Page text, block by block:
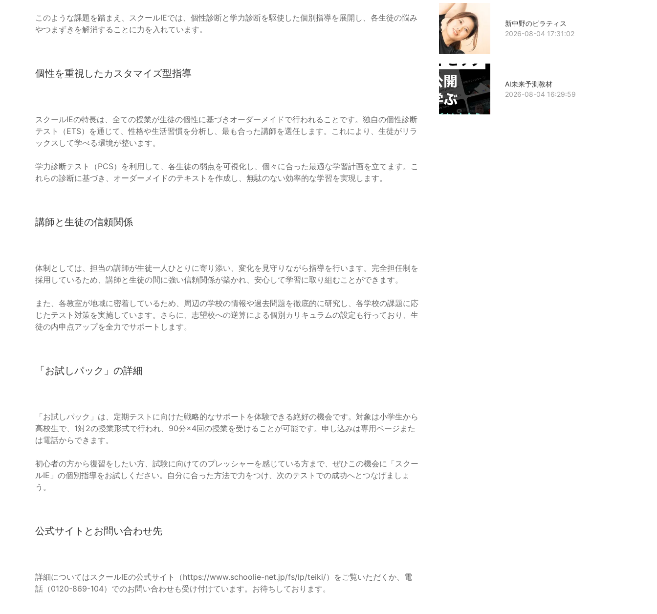
このような課題を踏まえ、スクールIEでは、個性診断と学力診断を駆使した個別指導を展開し、各生徒の悩み
やつまずきを解消することに力を入れています。
個性を重視したカスタマイズ型指導
スクールIEの特長は、全ての授業が生徒の個性に基づきオーダーメイドで行われることです。独自の個性診断
テスト（ETS）を通じて、性格や生活習慣を分析し、最も合った講師を選任します。これにより、生徒がリラ
ックスして学べる環境が整います。
学力診断テスト（PCS）を利用して、各生徒の弱点を可視化し、個々に合った最適な学習計画を立てます。こ
れらの診断に基づき、オーダーメイドのテキストを作成し、無駄のない効率的な学習を実現します。
講師と生徒の信頼関係
体制としては、担当の講師が生徒一人ひとりに寄り添い、変化を見守りながら指導を行います。完全担任制を
採用しているため、講師と生徒の間に強い信頼関係が築かれ、安心して学習に取り組むことができます。
また、各教室が地域に密着しているため、周辺の学校の情報や過去問題を徹底的に研究し、各学校の課題に応
じたテスト対策を実施しています。さらに、志望校への逆算による個別カリキュラムの設定も行っており、生
徒の内申点アップを全力でサポートします。
「お試しパック」の詳細
「お試しパック」は、定期テストに向けた戦略的なサポートを体験できる絶好の機会です。対象は小学生から
高校生で、1対2の授業形式で行われ、90分×4回の授業を受けることが可能です。申し込みは専用ページまた
は電話からできます。
初心者の方から復習をしたい方、試験に向けてのプレッシャーを感じている方まで、ぜひこの機会に「スクー
ルIE」の個別指導をお試しください。自分に合った方法で力をつけ、次のテストでの成功へとつなげましょ
う。
公式サイトとお問い合わせ先
詳細についてはスクールIEの公式サイト（https://www.schoolie-net.jp/fs/lp/teiki/）をご覧いただくか、電
話（0120-869-104）でのお問い合わせも受け付けています。お待ちしております。
新中野のピラティス
2026-08-04 17:31:02
AI未来予測教材
2026-08-04 16:29:59